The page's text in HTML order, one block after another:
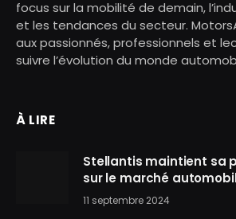
focus sur la mobilité de demain,
et les tendances du secteur.
aux passionnés, professionnels et
suivre l’évolution du monde
À LIRE
Stellantis maintient sa
sur le marché
11 septembre 2024